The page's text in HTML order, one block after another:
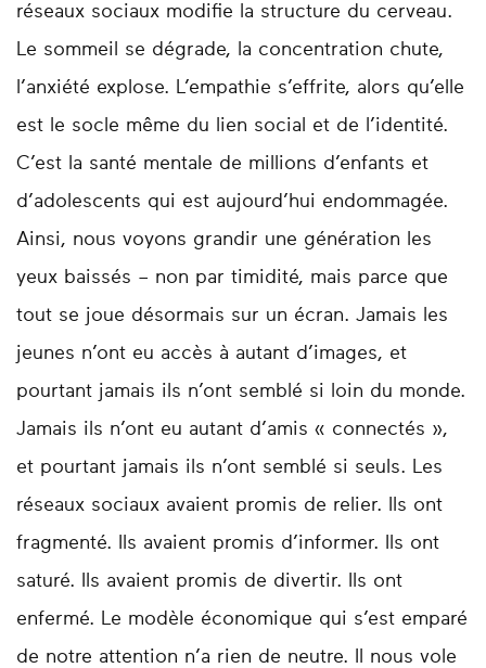
réseaux sociaux modifie la structure du cerveau.
Le sommeil se dégrade, la concentration chute,
l’anxiété explose. L’empathie s’effrite, alors qu’elle
est le socle même du lien social et de l’identité.
C’est la santé mentale de millions d’enfants et
d’adolescents qui est aujourd’hui endommagée.
Ainsi, nous voyons grandir une génération les
yeux baissés – non par timidité, mais parce que
tout se joue désormais sur un écran. Jamais les
jeunes n’ont eu accès à autant d’images, et
pourtant jamais ils n’ont semblé si loin du monde.
Jamais ils n’ont eu autant d’amis « connectés »,
et pourtant jamais ils n’ont semblé si seuls. Les
réseaux sociaux avaient promis de relier. Ils ont
fragmenté. Ils avaient promis d’informer. Ils ont
saturé. Ils avaient promis de divertir. Ils ont
enfermé. Le modèle économique qui s’est emparé
de notre attention n’a rien de neutre. Il nous vole